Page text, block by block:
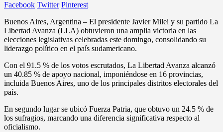
Facebook Twitter Pinterest
Buenos Aires, Argentina – El presidente Javier Milei y su partido La
Libertad Avanza (LLA) obtuvieron una amplia victoria en las
elecciones legislativas celebradas este domingo, consolidando su
liderazgo político en el país sudamericano.
Con el 91.5 % de los votos escrutados, La Libertad Avanza alcanzó
un 40.85 % de apoyo nacional, imponiéndose en 16 provincias,
incluida Buenos Aires, uno de los principales distritos electorales del
país.
En segundo lugar se ubicó Fuerza Patria, que obtuvo un 24.5 % de
los sufragios, marcando una diferencia significativa respecto al
oficialismo.